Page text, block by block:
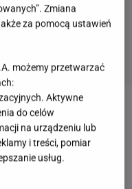
seriale. Znasz je na
miłośnicy kraju
Zmiana
za pomocą ustawień
możemy przetwarzać
Aktywne
do celów
na urządzeniu lub
i treści, pomiar
usług.